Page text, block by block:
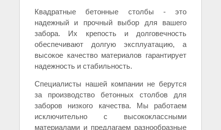
Квадратные бетонные столбы - это
надежный и прочный выбор для вашего
забора. Их крепость и долговечность
обеспечивают долгую эксплуатацию, а
высокое качество материалов гарантирует
надежность и стабильность.
Специалисты нашей компании не берутся
за производство бетонных столбов для
заборов низкого качества. Мы работаем
исключительно с высококлассными
материалами и предлагаем разнообразные